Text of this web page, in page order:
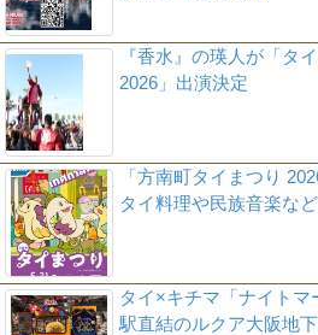
『香水』の瑛人が「タ
2026」出演決定
「方南町タイまつり
タイ料理や民族音楽な
タイ×キチマ「ナイトマ
駅直結のルクア大阪地